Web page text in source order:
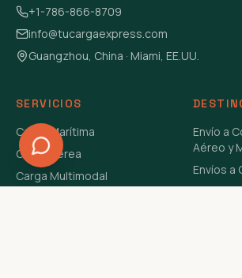
+1-786-866-8709
info@tucargaexpress.com
Guangzhou, China · Miami, EE.UU.
SERVICIOS
Carga Marítima
Carga Aérea
Carga Multimodal
Envío a
Aéreo y
Envíos a